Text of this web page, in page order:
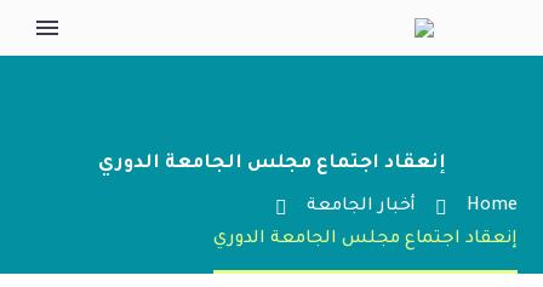
إنعقاد اجتماع مجلس الجامعة الدوري
Home
أخبار الجامعة
إنعقاد اجتماع مجلس الجامعة الدوري